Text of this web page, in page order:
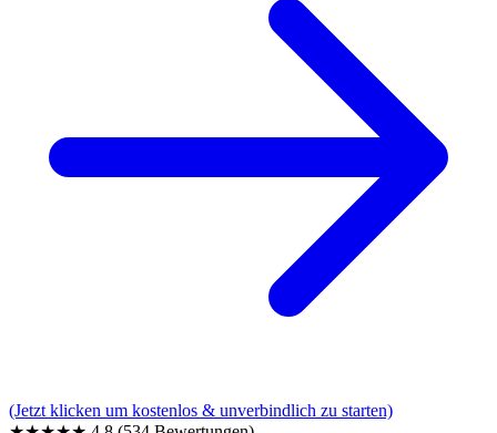
(Jetzt klicken um kostenlos & unverbindlich zu starten)